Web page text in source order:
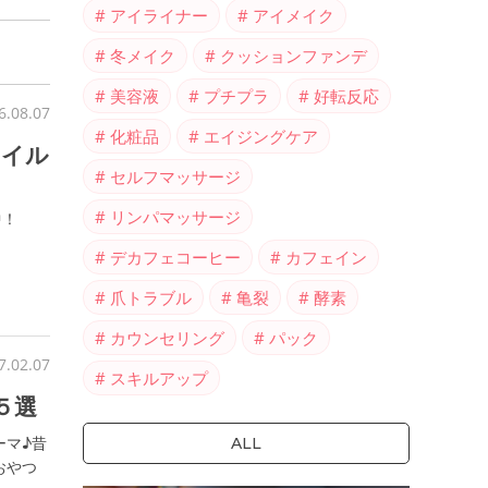
ル
選
マ♪昔
やつ
アイライナー
アイメイク
冬メイク
クッションファンデ
美容液
プチプラ
好転反応
化粧品
エイジングケア
セルフマッサージ
リンパマッサージ
デカフェコーヒー
カフェイン
爪トラブル
亀裂
酵素
カウンセリング
パック
スキルアップ
ALL